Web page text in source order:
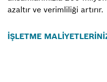
azaltır ve verimliliği artırır.
İŞLETME